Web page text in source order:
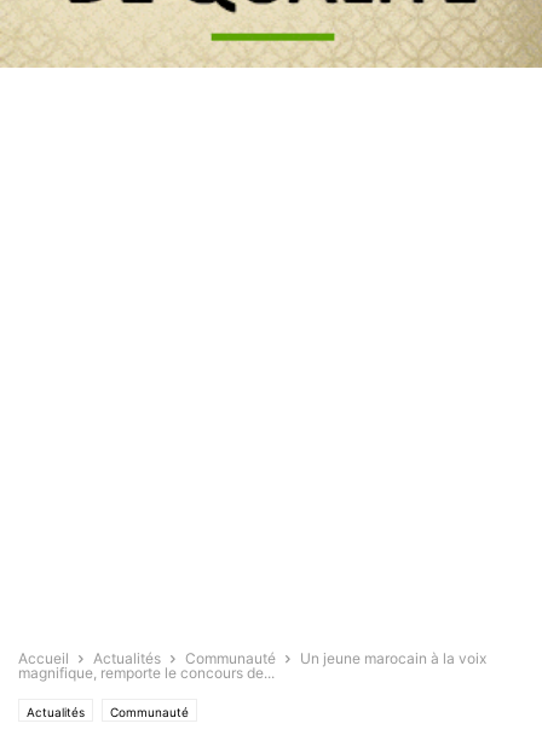
Accueil Actualités Communauté
Un jeune marocain à la voix
magnifique, remporte le concours de...
Actualités Communauté